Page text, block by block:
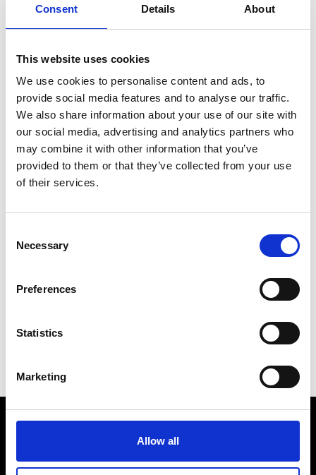
Consent Details About
This website uses cookies
We use cookies to personalise content and ads, to
provide social media features and to analyse our traffic.
We also share information about your use of our site with
our social media, advertising and analytics partners who
may combine it with other information that you’ve
provided to them or that they’ve collected from your use
of their services.
Selection
Necessary
Preferences
Statistics
Marketing
Allow all
La stradaha un posto speciale nella filmografia
e della rappresentazione dell’Italia. Per questo
motivo i curatori considerano più che attuale lo
nel contesto di una letteratura critica ormai
ricchissima. E si propongono di offrire una serie di
approfondimenti in grado di sollecitare gli studi
felliniani nelle direzioni più proficue emerse negli
ultimi anni a partire dai nuovi filoni di ricerca
In Cineteca e al Teatro degli Atti – ingresso